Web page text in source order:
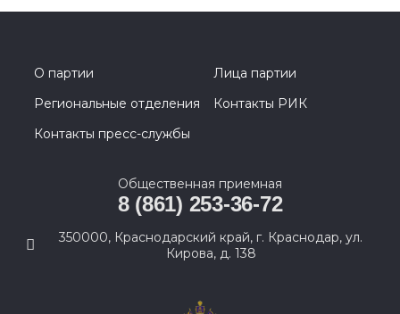
О партии
Лица партии
Региональные отделения
Контакты РИК
Контакты пресс-службы
Общественная приемная
8 (861) 253-36-72
350000, Краснодарский край, г. Краснодар, ул.
Кирова, д. 138